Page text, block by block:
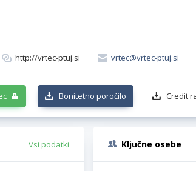
http://vrtec-ptuj.si vrtec@vrtec-ptuj.si
Bonitetno poročilo Credit
Vsi podatki Ključne osebe